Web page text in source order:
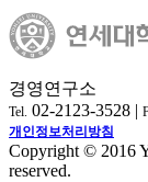
경영연구소
Tel. 02-2123-3528 |
개인정보처리방침
Copyright © 2016
reserved.